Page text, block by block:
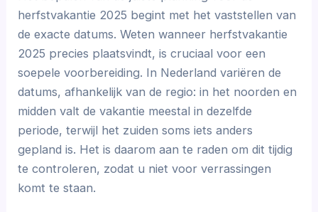
herfstvakantie 2025 begint met het vaststellen van
de exacte datums. Weten wanneer herfstvakantie
2025 precies plaatsvindt, is cruciaal voor een
soepele voorbereiding. In Nederland variëren de
datums, afhankelijk van de regio: in het noorden en
midden valt de vakantie meestal in dezelfde
periode, terwijl het zuiden soms iets anders
gepland is. Het is daarom aan te raden om dit tijdig
te controleren, zodat u niet voor verrassingen
komt te staan.